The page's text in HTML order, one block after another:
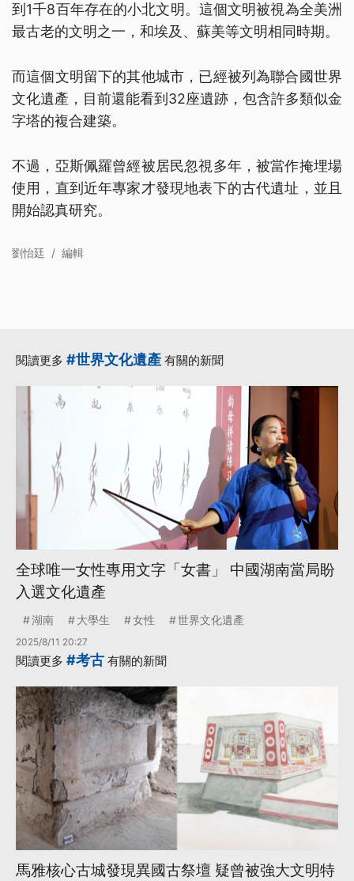
到1千8百年存在的小北文明。這個文明被視為全美洲
最古老的文明之一，和埃及、蘇美等文明相同時期。
而這個文明留下的其他城市，已經被列為聯合國世界
文化遺產，目前還能看到32座遺跡，包含許多類似金
字塔的複合建築。
不過，亞斯佩羅曾經被居民忽視多年，被當作掩埋場
使用，直到近年專家才發現地表下的古代遺址，並且
開始認真研究。
劉怡廷 / 編輯
閱讀更多 #世界文化遺產 有關的新聞
全球唯一女性專用文字「女書」 中國湖南當局盼
入選文化遺產
湖南 大學生 女性 世界文化遺產
2025/8/11 20:27
閱讀更多 #考古 有關的新聞
馬雅核心古城發現異國古祭壇 疑曾被強大文明特